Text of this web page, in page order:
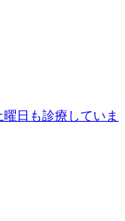
日も診療していま